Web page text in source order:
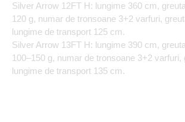
Silver Arrow 12FT H: lungime 360 cm,
120 g, numar de tronsoane 3+2 varfuri,
lungime de transport 125 cm.
Silver Arrow 13FT H: lungime 390 cm,
100–150 g, numar de tronsoane 3+2 varfuri,
lungime de transport 135 cm.